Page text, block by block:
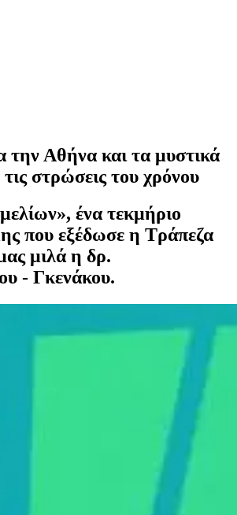
την Αθήνα και τα μυστικά
στρώσεις του χρόνου
ένα τεκμήριο
που εξέδωσε η Τράπεζα
μιλά η δρ.
- Γκενάκου.